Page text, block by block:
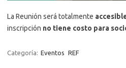
La Reunión será totalmente
inscripción no tiene costo para
Categoría: Eventos REF